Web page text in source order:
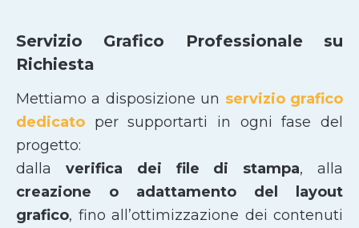
Servizio Grafico Professionale su
Richiesta
Mettiamo a disposizione un servizio grafico
dedicato per supportarti in ogni fase del
progetto:
dalla verifica dei file di stampa, alla
creazione o adattamento del layout
grafico, fino all’ottimizzazione dei contenuti